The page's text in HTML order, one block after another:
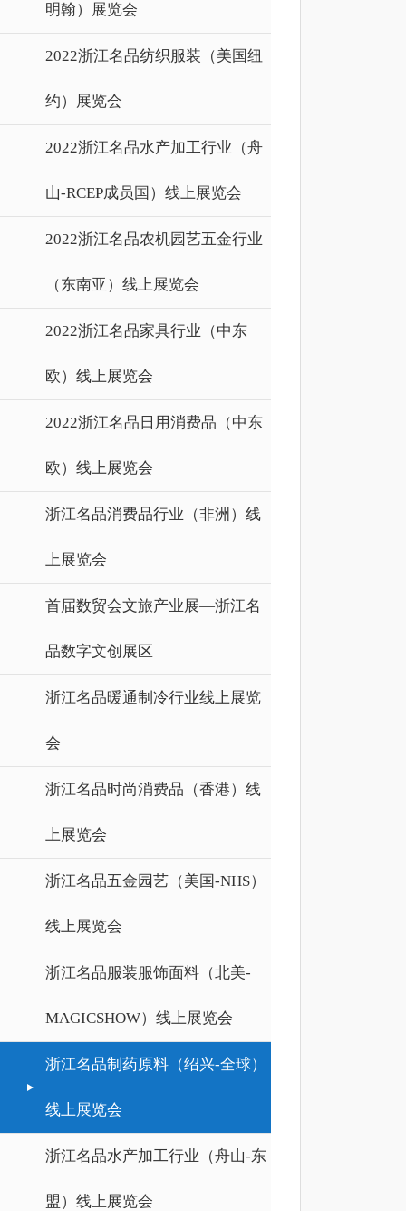
明翰）展览会
2022浙江名品纺织服装（美国纽
约）展览会
2022浙江名品水产加工行业（舟
山-RCEP成员国）线上展览会
2022浙江名品农机园艺五金行业
（东南亚）线上展览会
2022浙江名品家具行业（中东
欧）线上展览会
2022浙江名品日用消费品（中东
欧）线上展览会
浙江名品消费品行业（非洲）线
上展览会
首届数贸会文旅产业展—浙江名
品数字文创展区
浙江名品暖通制冷行业线上展览
会
浙江名品时尚消费品（香港）线
上展览会
浙江名品五金园艺（美国-NHS）
线上展览会
浙江名品服装服饰面料（北美-
MAGICSHOW）线上展览会
浙江名品制药原料（绍兴-全球）
线上展览会
浙江名品水产加工行业（舟山-东
盟）线上展览会